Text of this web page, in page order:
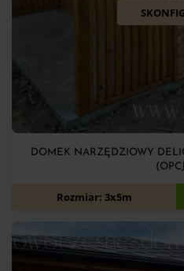
DOMEK NARZĘDZIOWY
10
Rozmiar: 3x5m